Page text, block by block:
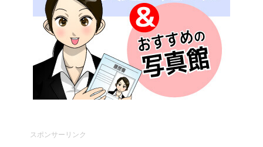
スポンサーリンク